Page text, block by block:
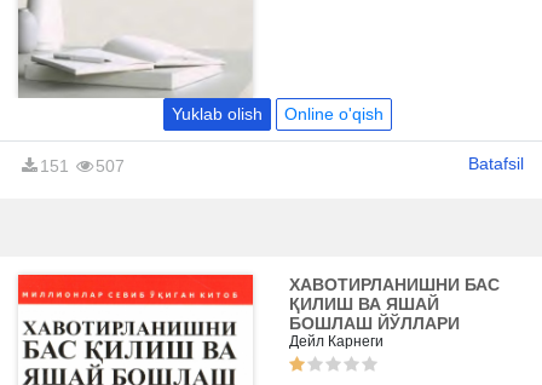
Yuklab olish Online o'qish
151 507 Batafsil
ХАВОТИРЛАНИШНИ БАС
ҚИЛИШ ВА ЯШАЙ
БОШЛАШ ЙЎЛЛАРИ
Дейл Карнеги